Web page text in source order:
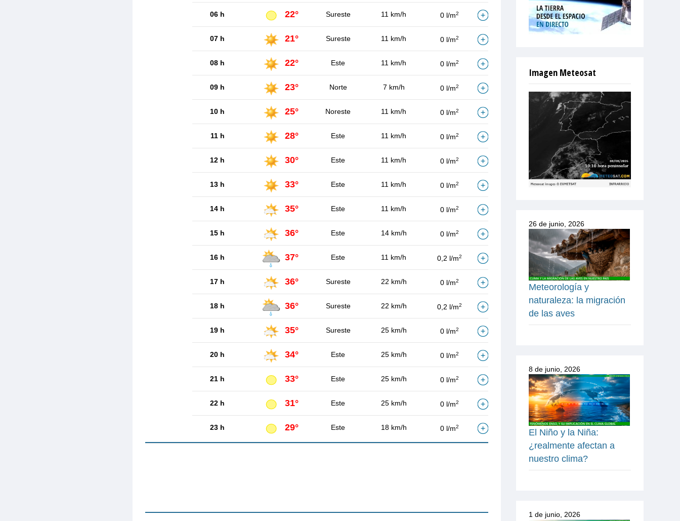
06 h 22° Sureste 11 km/h 0 l/m2
07 h 21° Sureste 11 km/h 0 l/m2
08 h 22° Este 11 km/h 0 l/m2
09 h 23° Norte 7 km/h 0 l/m2
10 h 25° Noreste 11 km/h 0 l/m2
11 h 28° Este 11 km/h 0 l/m2
12 h 30° Este 11 km/h 0 l/m2
13 h 33° Este 11 km/h 0 l/m2
14 h 35° Este 11 km/h 0 l/m2
15 h 36° Este 14 km/h 0 l/m2
16 h 37° Este 11 km/h 0,2 l/m2
17 h 36° Sureste 22 km/h 0 l/m2
18 h 36° Sureste 22 km/h 0,2 l/m2
19 h 35° Sureste 25 km/h 0 l/m2
20 h 34° Este 25 km/h 0 l/m2
21 h 33° Este 25 km/h 0 l/m2
22 h 31° Este 25 km/h 0 l/m2
23 h 29° Este 18 km/h 0 l/m2
Imagen Meteosat
26 de junio, 2026
Meteorología y
naturaleza: la migración
de las aves
8 de junio, 2026
El Niño y la Niña:
¿realmente afectan a
nuestro clima?
1 de junio, 2026